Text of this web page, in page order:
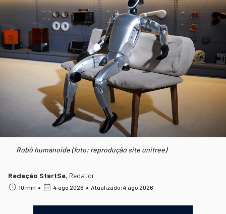
Robô humanoide (foto: reprodução site unitree)
Redação StartSe, Redator
10 min • 4 ago 2026 • Atualizado: 4 ago 2026